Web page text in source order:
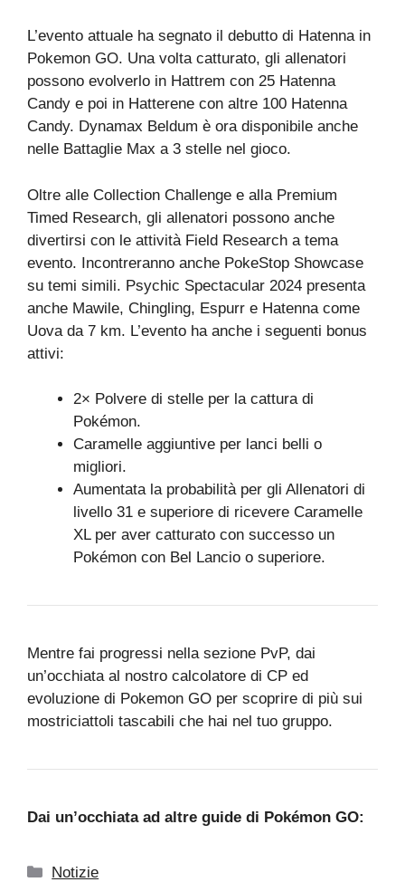
L’evento attuale ha segnato il debutto di Hatenna in
Pokemon GO. Una volta catturato, gli allenatori
possono evolverlo in Hattrem con 25 Hatenna
Candy e poi in Hatterene con altre 100 Hatenna
Candy. Dynamax Beldum è ora disponibile anche
nelle Battaglie Max a 3 stelle nel gioco.
Oltre alle Collection Challenge e alla Premium
Timed Research, gli allenatori possono anche
divertirsi con le attività Field Research a tema
evento. Incontreranno anche PokeStop Showcase
su temi simili. Psychic Spectacular 2024 presenta
anche Mawile, Chingling, Espurr e Hatenna come
Uova da 7 km. L’evento ha anche i seguenti bonus
attivi:
2× Polvere di stelle per la cattura di
Pokémon.
Caramelle aggiuntive per lanci belli o
migliori.
Aumentata la probabilità per gli Allenatori di
livello 31 e superiore di ricevere Caramelle
XL per aver catturato con successo un
Pokémon con Bel Lancio o superiore.
Mentre fai progressi nella sezione PvP, dai
un’occhiata al nostro calcolatore di CP ed
evoluzione di Pokemon GO per scoprire di più sui
mostriciattoli tascabili che hai nel tuo gruppo.
Dai un’occhiata ad altre guide di Pokémon GO:
Categorie
Notizie